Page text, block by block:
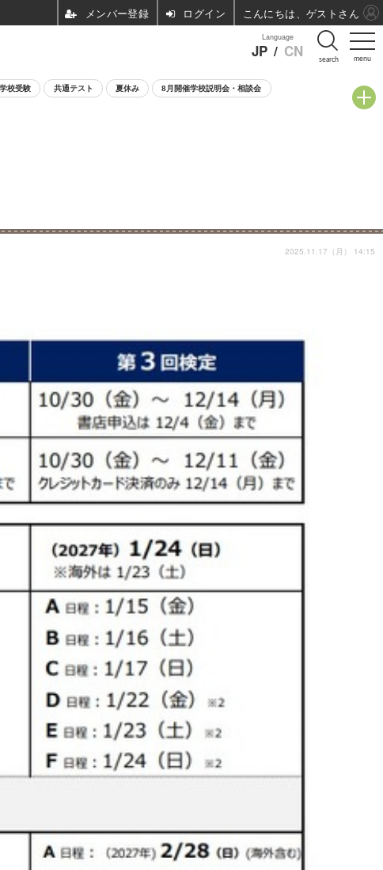
menu
Language
JP / CN search
校受験 共通テスト 夏休み 8月開催学校説明会・相談会
2025.11.17（月） 14:15
ログイン こんにちは、ゲストさん